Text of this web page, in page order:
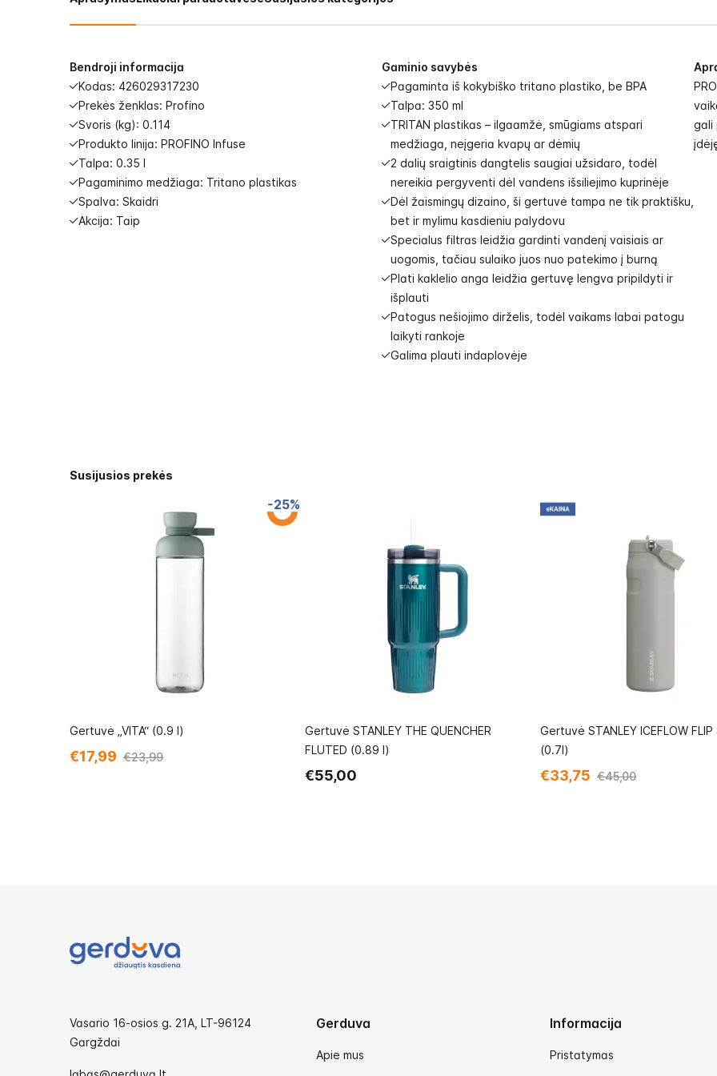
images
gallery
Bendroji informacija
Kodas: 426029317230
Prekės ženklas: Profino
Svoris (kg): 0.114
Produkto linija: PROFINO Infuse
Talpa: 0.35 l
Pagaminimo medžiaga: Tritano plastikas
Spalva: Skaidri
Akcija: Taip
Gaminio savybės
Pagaminta iš kokybiško tritano plastiko, be BPA
Talpa: 350 ml
TRITAN plastikas – ilgaamžė, smūgiams atspari
medžiaga, neįgeria kvapų ar dėmių
2 dalių sraigtinis dangtelis saugiai užsidaro, todėl
nereikia pergyventi dėl vandens išsiliejimo kuprinėje
Dėl žaismingų dizaino, ši gertuvė tampa ne tik praktišku,
bet ir mylimu kasdieniu palydovu
Specialus filtras leidžia gardinti vandenį vaisiais ar
uogomis, tačiau sulaiko juos nuo patekimo į burną
Plati kaklelio anga leidžia gertuvę lengva pripildyti ir
išplauti
Patogus nešiojimo dirželis, todėl vaikams labai patogu
laikyti rankoje
Galima plauti indaplovėje
gali
Susijusios prekės
-25%
Gertuvė „VITA“ (0.9 l)
€17,99 €23,99
Gertuvė STANLEY THE QUENCHER
FLUTED (0.89 l)
€55,00
Gertuvė STANLEY ICEFLOW FLIP
(0.7l)
€33,75 €45,00
Vasario 16-osios g. 21A, LT-96124
Gargždai
Gerduva
Apie mus
Informacija
Pristatymas